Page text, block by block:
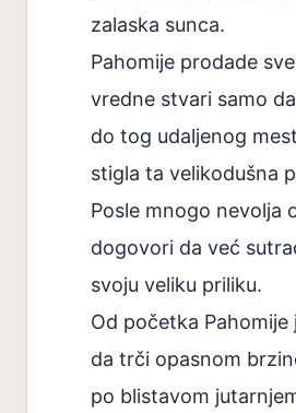
zalaska sunca.
Pahomije prodade
vredne stvari samo
do tog udaljenog
stigla ta velikodušna
Posle mnogo nevolja
dogovori da već
svoju veliku priliku.
Od početka Pahomije
da trči opasnom
po blistavom